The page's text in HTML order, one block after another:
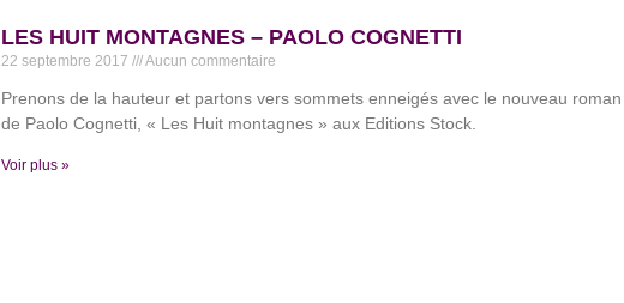
LES HUIT MONTAGNES – PAOLO COGNETTI
22 septembre 2017 Aucun commentaire
Prenons de la hauteur et partons vers sommets enneigés avec le nouveau roman
de Paolo Cognetti, « Les Huit montagnes » aux Editions Stock.
Voir plus »